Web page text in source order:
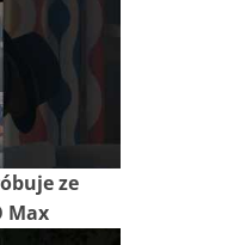
ze
Max